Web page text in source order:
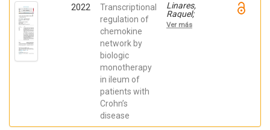
2022
Transcriptional
regulation of
chemokine
network by
biologic
monotherapy
in ileum of
patients with
Crohn’s
disease
Linares,
Raquel;
Gutiérrez,
Ana;
Ver más